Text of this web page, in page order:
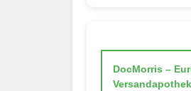
DocMorris –